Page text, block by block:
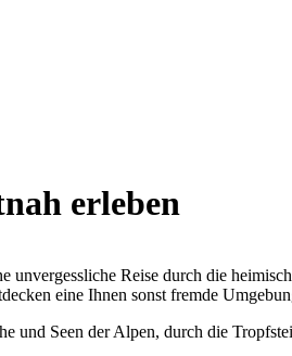
erleben
unvergessliche Reise durch die
eine Ihnen sonst fremde
und Seen der Alpen, durch die